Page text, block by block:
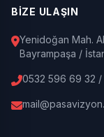
BİZE ULAŞIN
Yenidoğan Mah.
Bayrampaşa /
0532 596 69 32